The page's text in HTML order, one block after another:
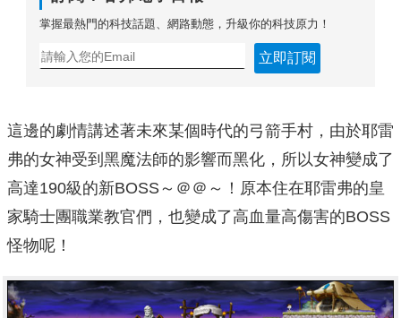
掌握最熱門的科技話題、網路動態，升級你的科技原力！
立即訂閱
這邊的劇情講述著未來某個時代的弓箭手村，由於耶雷
弗的女神受到黑魔法師的影響而黑化，所以女神變成了
高達190級的新BOSS～＠＠～！原本住在耶雷弗的皇
家騎士團職業教官們，也變成了高血量高傷害的BOSS
怪物呢！